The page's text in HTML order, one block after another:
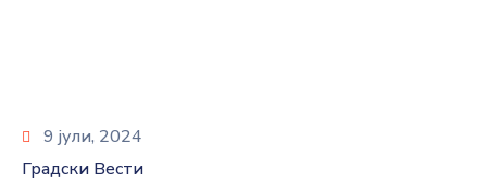
9 јули, 2024
Градски Вести